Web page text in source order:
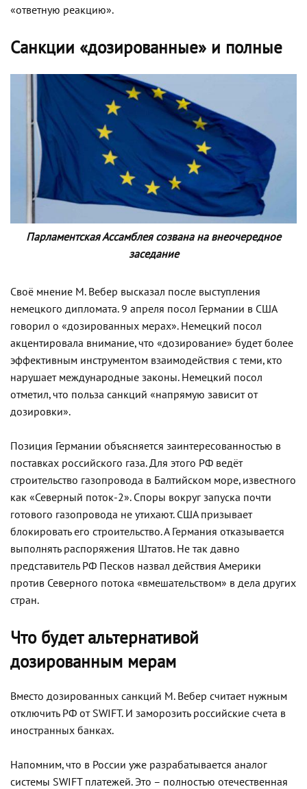
«ответную реакцию».
Санкции «дозированные» и полные
Парламентская Ассамблея созвана на внеочередное
заседание
Своё мнение М. Вебер высказал после выступления
немецкого дипломата. 9 апреля посол Германии в США
говорил о «дозированных мерах». Немецкий посол
акцентировала внимание, что «дозирование» будет более
эффективным инструментом взаимодействия с теми, кто
нарушает международные законы. Немецкий посол
отметил, что польза санкций «напрямую зависит от
дозировки».
Позиция Германии объясняется заинтересованностью в
поставках российского газа. Для этого РФ ведёт
строительство газопровода в Балтийском море, известного
как «Северный поток-2». Споры вокруг запуска почти
готового газопровода не утихают. США призывает
блокировать его строительство. А Германия отказывается
выполнять распоряжения Штатов. Не так давно
представитель РФ Песков назвал действия Америки
против Северного потока «вмешательством» в дела других
стран.
Что будет альтернативой
дозированным мерам
Вместо дозированных санкций М. Вебер считает нужным
отключить РФ от SWIFT. И заморозить российские счета в
иностранных банках.
Напомним, что в России уже разрабатывается аналог
системы SWIFT платежей. Это – полностью отечественная